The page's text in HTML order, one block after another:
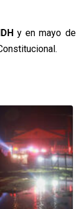
y en mayo de